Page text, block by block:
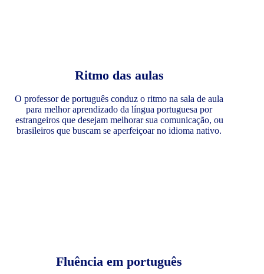
Ritmo das aulas
O professor de português conduz o ritmo na sala de aula
para melhor aprendizado da língua portuguesa por
estrangeiros que desejam melhorar sua comunicação, ou
brasileiros que buscam se aperfeiçoar no idioma nativo.
Fluência em português